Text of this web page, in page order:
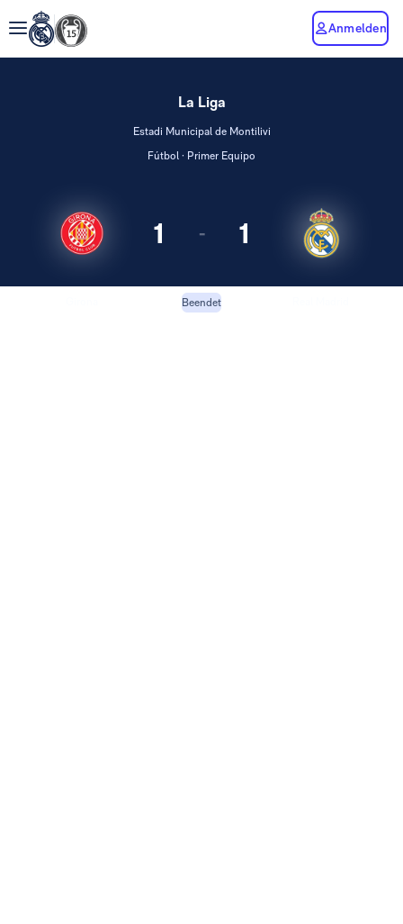
Anmelden
La Liga
Estadi Municipal de Montilivi
Fútbol · Primer Equipo
1 - 1
Beendet